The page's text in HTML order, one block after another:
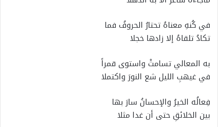
في كُنهِ معناهُ تحتارُ الحروفُ فما
تكادُ تلقاهُ إلا زادها خجلا
به المعالي تسامتْ واستوى قمراً
في غيهبِ الليل شع النورَ واكتملا
فِعالُه الخيرُ والإحسانُ سارَ بها
بين الخلائقِ حتى أن غدا مثلا